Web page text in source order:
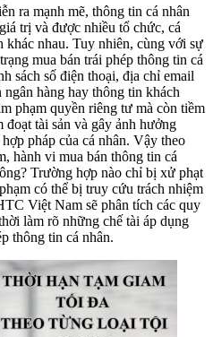
ra mạnh mẽ, thông tin cá nhân
trị và được nhiều tổ chức, cá
khác nhau. Tuy nhiên, cùng với sự
mua bán trái phép thông tin cá
sách số điện thoại, địa chỉ email
hàng hay thông tin khách
phạm quyền riêng tư mà còn tiềm
tài sản và gây ảnh hưởng
pháp của cá nhân. Vậy theo
hành vi mua bán thông tin cá
Trường hợp nào chỉ bị xử phạt
có thể bị truy cứu trách nhiệm
Việt Nam sẽ phân tích các quy
làm rõ những chế tài áp dụng
thông tin cá nhân.